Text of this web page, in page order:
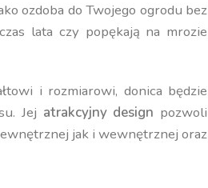
ozdoba do Twojego ogrodu bez
lata czy popękają na mrozie
i rozmiarowi, donica będzie
Jej atrakcyjny design pozwoli
jak i wewnętrznej oraz